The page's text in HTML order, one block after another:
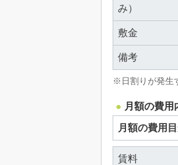
み）
敷金
備考
※日割りが発生
月額の費用
月額の費用
賃料